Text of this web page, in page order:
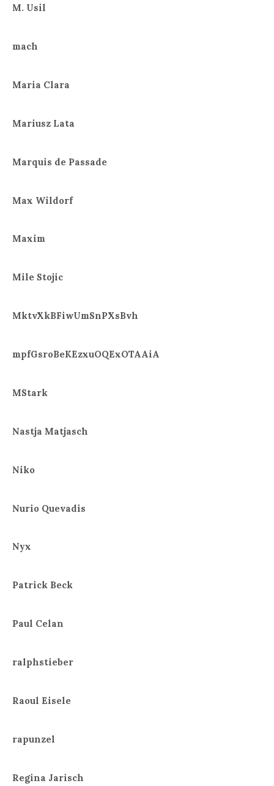
M. Usil
mach
Maria Clara
Mariusz Lata
Marquis de Passade
Max Wildorf
Maxim
Mile Stojic
MktvXkBFiwUmSnPXsBvh
mpfGsroBeKEzxuOQExOTAAiA
MStark
Nastja Matjasch
Niko
Nurio Quevadis
Nyx
Patrick Beck
Paul Celan
ralphstieber
Raoul Eisele
rapunzel
Regina Jarisch